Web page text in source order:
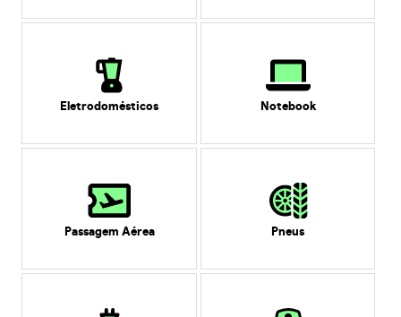
Eletrodomésticos Notebook
Passagem Aérea Pneus